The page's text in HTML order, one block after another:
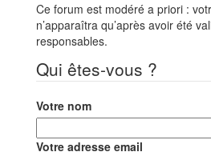
Ce forum est modéré a priori :
n’apparaîtra qu’après avoir été
responsables.
Qui êtes-vous ?
Votre nom
Votre adresse email